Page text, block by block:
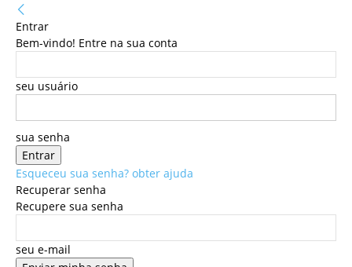
Entrar
Bem-vindo! Entre na sua conta
seu usuário
sua senha
Esqueceu sua senha? obter ajuda
Recuperar senha
Recupere sua senha
seu e-mail